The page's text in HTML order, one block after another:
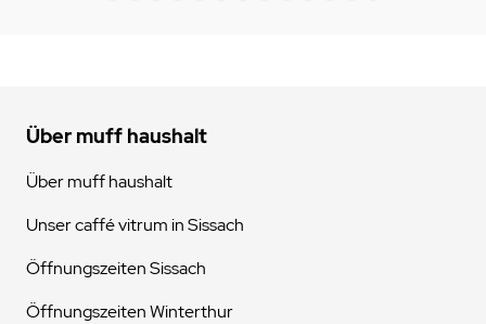
Über muff haushalt
Über muff haushalt
Unser caffé vitrum in Sissach
Öffnungszeiten Sissach
Öffnungszeiten Winterthur